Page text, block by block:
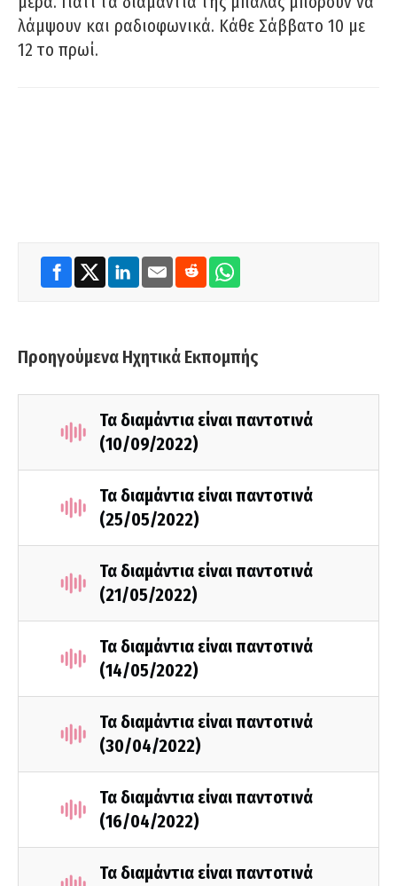
λάμψουν και ραδιοφωνικά. Κάθε Σάββατο 10 με
12 το πρωί.
Προηγούμενα Ηχητικά Εκπομπής
Τα διαμάντια είναι παντοτινά
(10/09/2022)
Τα διαμάντια είναι παντοτινά
(25/05/2022)
Τα διαμάντια είναι παντοτινά
(21/05/2022)
Τα διαμάντια είναι παντοτινά
(14/05/2022)
Τα διαμάντια είναι παντοτινά
(30/04/2022)
Τα διαμάντια είναι παντοτινά
(16/04/2022)
Τα διαμάντια είναι παντοτινά